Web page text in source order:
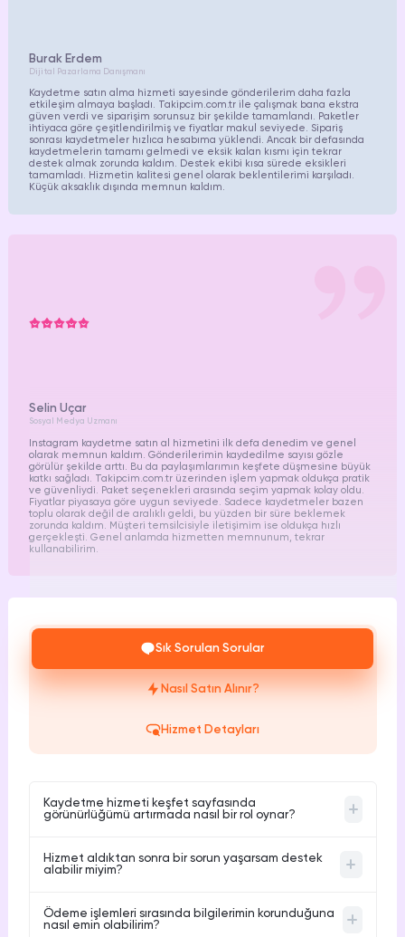
Burak Erdem
Dijital Pazarlama Danışmanı
Kaydetme satın alma hizmeti sayesinde gönderilerim daha fazla
etkileşim almaya başladı. Takipcim.com.tr ile çalışmak bana ekstra
güven verdi ve siparişim sorunsuz bir şekilde tamamlandı. Paketler
ihtiyaca göre çeşitlendirilmiş ve fiyatlar makul seviyede. Sipariş
sonrası kaydetmeler hızlıca hesabıma yüklendi. Ancak bir defasında
kaydetmelerin tamamı gelmedi ve eksik kalan kısmı için tekrar
destek almak zorunda kaldım. Destek ekibi kısa sürede eksikleri
tamamladı. Hizmetin kalitesi genel olarak beklentilerimi karşıladı.
Küçük aksaklık dışında memnun kaldım.
Selin Uçar
Sosyal Medya Uzmanı
Instagram kaydetme satın al hizmetini ilk defa denedim ve genel
olarak memnun kaldım. Gönderilerimin kaydedilme sayısı gözle
görülür şekilde arttı. Bu da paylaşımlarımın keşfete düşmesine büyük
katkı sağladı. Takipcim.com.tr üzerinden işlem yapmak oldukça pratik
ve güvenliydi. Paket seçenekleri arasında seçim yapmak kolay oldu.
Fiyatlar piyasaya göre uygun seviyede. Sadece kaydetmeler bazen
toplu olarak değil de aralıklı geldi, bu yüzden bir süre beklemek
zorunda kaldım. Müşteri temsilcisiyle iletişimim ise oldukça hızlı
gerçekleşti. Genel anlamda hizmetten memnunum, tekrar
kullanabilirim.
Sık Sorulan Sorular
Nasıl Satın Alınır?
Hizmet Detayları
Kaydetme hizmeti keşfet sayfasında
görünürlüğümü artırmada nasıl bir rol oynar?
almamasından dolayı sıkça hayal kırıklığı yaşıyor. Instagram
algoritması, kaydedilen gönderileri daha değerli olarak
geniş kitlelere ulaşmasını sağlıyor. Hizmetimizle, %100 keşfet
etkili etkileşim sunarak bu hedefe ulaşmanıza yardımcı
Hizmet aldıktan sonra bir sorun yaşarsam destek
alabilir miyim?
oluyor. Biz, 7/24 WhatsApp destek hattımızla her zaman
Ödeme işlemleri sırasında bilgilerimin korunduğuna
nasıl emin olabilirim?